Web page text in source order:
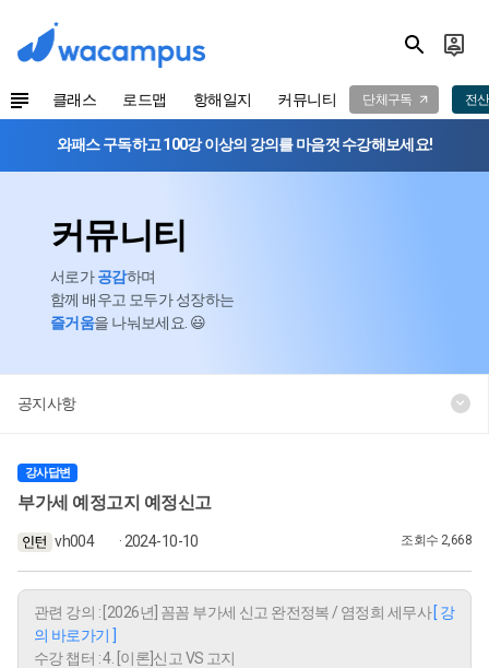
클래스 로드맵 항해일지 커뮤니티 단체구독 전
와패스 구독하고 100강 이상의 강의를 마음껏 수강해보세요!
커뮤니티
서로가공감하며
함께 배우고 모두가 성장하는
즐거움을 나눠보세요. 😃
공지사항
강사답변
부가세 예정고지 예정신고
vh004 · 2024-10-10 조회수 2,668
관련 강의 : [2026년] 꼼꼼 부가세 신고 완전정복 / 염정희 세무사[ 강
의 바로가기 ]
수강 챕터 : 4. [이론]신고 VS 고지